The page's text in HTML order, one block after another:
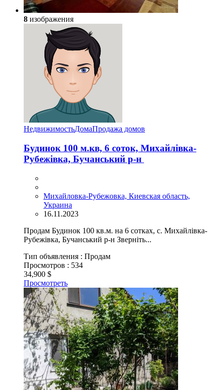
8 изображения
НедвижимостьДомаПродажа домов
Будинок 100 м.кв, 6 соток, Михайлівка-
Рубежівка, Бучанський р-н
Михайловка-Рубежовка, Киевская область,
Украина
16.11.2023
Продам Будинок 100 кв.м. на 6 сотках, с. Михайлівка-
Рубежівка, Бучанський р-н Зверніть...
Тип объявления : Продам
Просмотров : 534
34,900 $
Просмотреть